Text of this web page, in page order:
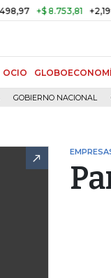
+$ 8.753,81 +2,19%
OCIO
GOBIERNO NACIONAL